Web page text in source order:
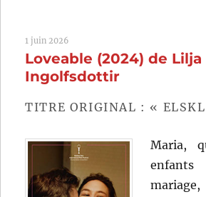
1 juin 2026
Loveable (2024) de Lilja
Ingolfsdottir
TITRE ORIGINAL : «
Maria,
enfants